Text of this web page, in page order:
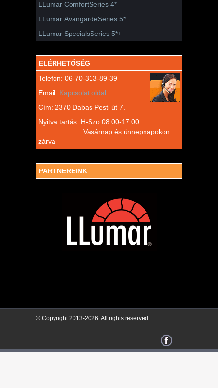
LLumar ComfortSeries 4*
LLumar AvangardeSeries 5*
LLumar SpecialsSeries 5*+
ELÉRHETŐSÉG
Telefon: 06-70-313-89-39
Email: Kapcsolat oldal
Cím: 2370 Dabas Pesti út 7.
Nyitva tartás: H-Szo 08.00-17.00
Vasárnap és ünnepnapokon
zárva
PARTNEREINK
© Copyright 2013-2026. All rights reserved.